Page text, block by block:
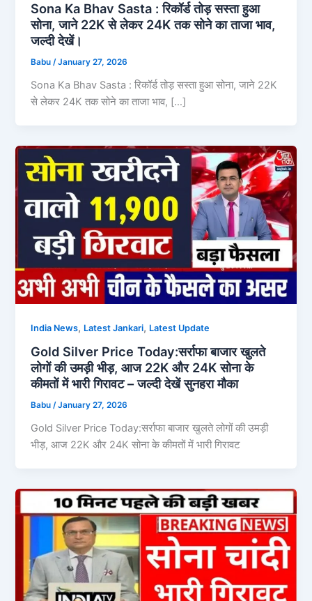
Sona Ka Bhav Sasta : रिकॉर्ड तोड़ सस्ता हुआ
सोना, जाने 22K से लेकर 24K तक सोने का ताजा भाव,
जल्दी देखें।
Babu/January 27, 2026
Sona Ka Bhav Sasta : रिकॉर्ड तोड़ सस्ता हुआ सोना, जाने 22K
से लेकर 24K तक सोने का ताजा भाव, […]
India News, Latest Jankari, Latest Update
Gold Silver Price Today:सर्राफा बाजार खुलते
लोगों की उमड़ी भीड़, आज 22K और 24K सोना के
कीमतों में भारी गिरावट – जल्दी देखें सुनहरा मौका
Babu/January 27, 2026
Gold Silver Price Today:सर्राफा बाजार खुलते लोगों की उमड़ी
भीड़, आज 22K और 24K सोना के कीमतों में भारी गिरावट